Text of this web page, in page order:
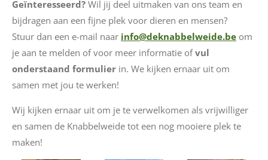
Geïnteresseerd? Wil jij deel uitmaken van ons team en
bijdragen aan een fijne plek voor dieren en mensen?
Stuur dan een e-mail naar info@deknabbelweide.be om
je aan te melden of voor meer informatie ofvul
onderstaand formulier in. We kijken ernaar uit om
samen met jou te werken!
Wij kijken ernaar uit om je te verwelkomen als vrijwilliger
en samen de Knabbelweide tot een nog mooiere plek te
maken!